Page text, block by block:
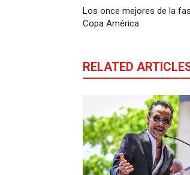
Los once mejores de la
Copa América
RELATED